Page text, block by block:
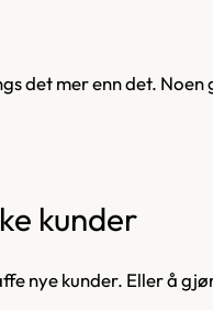
det mer enn det.
kunder
nye kunder. Eller å